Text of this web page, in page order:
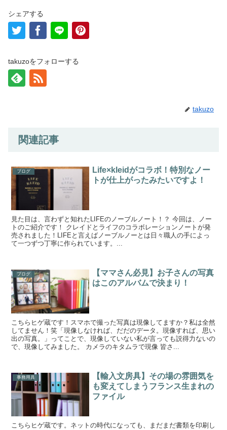
シェアする
takuzoをフォローする
takuzo
関連記事
ブログ
Life×kleidがコラボ！特別なノー
トが仕上がったみたいですよ！
見た目は、言わずと知れたLIFEのノーブルノート！？ 今回は、ノー
トのご紹介です！ クレイドとライフのコラボレーションノートが発
売されました！LIFEと言えばノーブルノーとは日々職人の手によっ
て一つずつ丁寧に作られています。...
ブログ
【ママさん必見】お子さんの写真
はこのアルバムで決まり！
こちらヒゲ蔵です！スマホで撮った写真は現像してますか？私は全然
してません！笑「現像しなければ、だだのデータ。現像すれば、思い
出の写真。」ってことで、現像していない私が言っても説得力ないの
で、現像してみました。 カメラのキタムラで現像 皆さ...
事務用具
【輸入文房具】その場の雰囲気を
も変えてしまうフランス生まれの
ファイル
こちらヒゲ蔵です。ネットの時代になっても、まだまだ書類を印刷し